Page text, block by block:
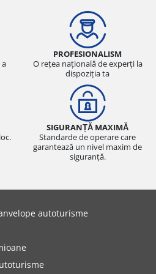
PROFESIONALISM
O rețea națională de experți la
dispoziția ta
SIGURANȚĂ MAXIMĂ
Standarde de operare care
garantează un nivel maxim de
siguranță.
autoturisme